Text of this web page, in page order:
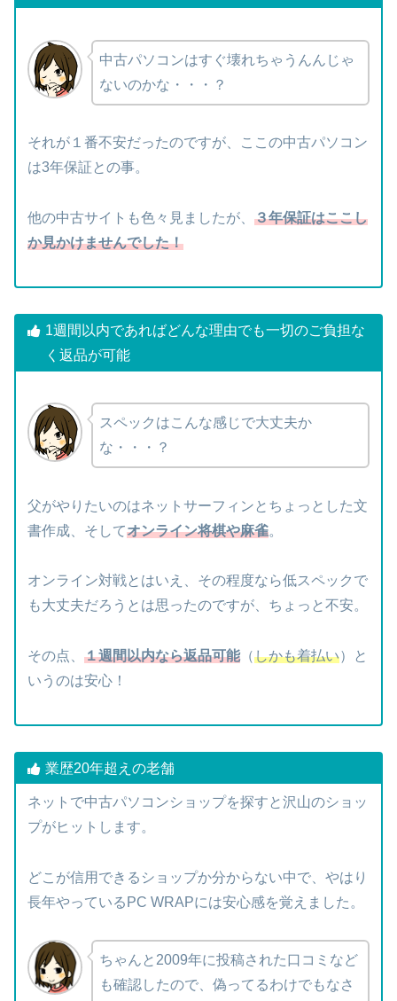
中古パソコンはすぐ壊れちゃうんんじゃ
ないのかな・・・？
それが１番不安だったのですが、ここの中古パソコン
は3年保証との事。
他の中古サイトも色々見ましたが、 ３年保証はここし
か見かけませんでした！
1週間以内であればどんな理由でも一切のご負担な
く返品が可能
スペックはこんな感じで大丈夫か
な・・・？
父がやりたいのはネットサーフィンとちょっとした文
書作成、そしてオンライン将棋や麻雀。
オンライン対戦とはいえ、その程度なら低スペックで
も大丈夫だろうとは思ったのですが、ちょっと不安。
その点、 １週間以内なら返品可能（しかも着払い）と
いうのは安心！
業歴20年超えの老舗
ネットで中古パソコンショップを探すと沢山のショッ
プがヒットします。
どこが信用できるショップか分からない中で、やはり
長年やっているPC WRAPには安心感を覚えました。
ちゃんと2009年に投稿された口コミなど
も確認したので、偽ってるわけでもなさ